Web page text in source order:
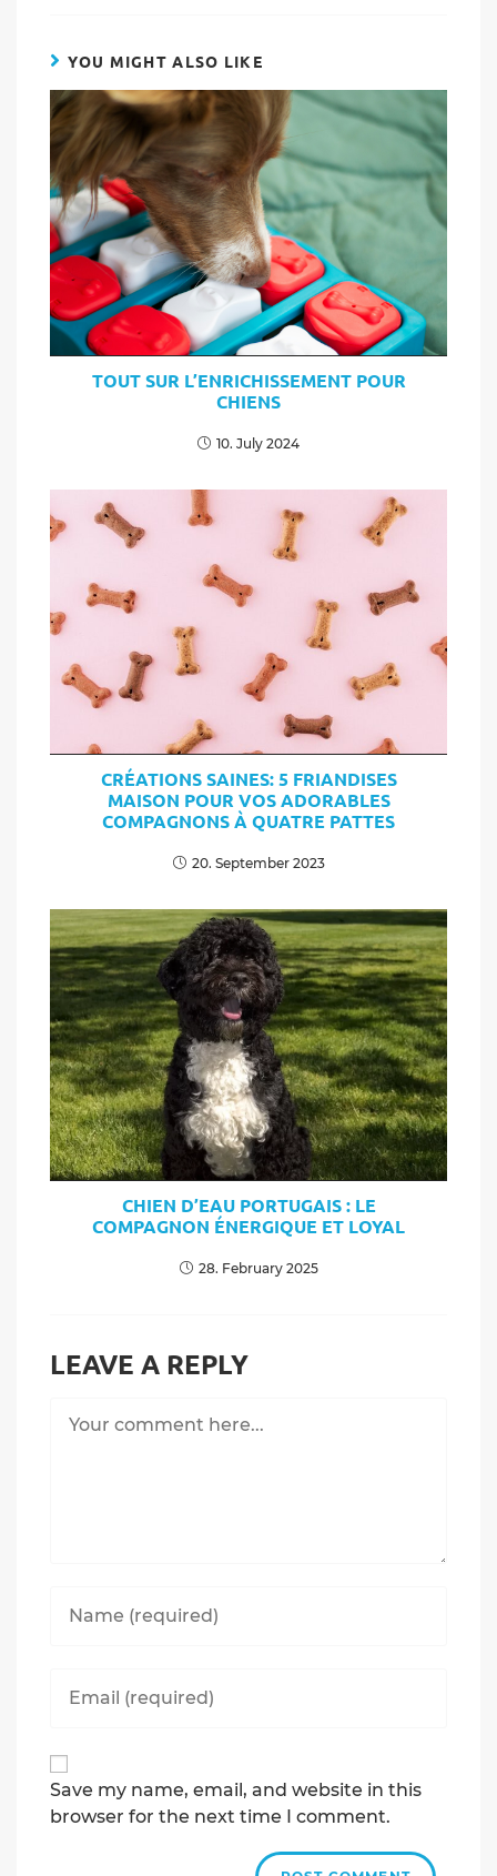
YOU MIGHT ALSO LIKE
TOUT SUR L’ENRICHISSEMENT POUR
CHIENS
10. July 2024
CRÉATIONS SAINES: 5 FRIANDISES
MAISON POUR VOS ADORABLES
COMPAGNONS À QUATRE PATTES
20. September 2023
CHIEN D’EAU PORTUGAIS : LE
COMPAGNON ÉNERGIQUE ET LOYAL
28. February 2025
LEAVE A REPLY
your
username
your
to
comment
Save my name, email, and website in this
browser for the next time I comment.